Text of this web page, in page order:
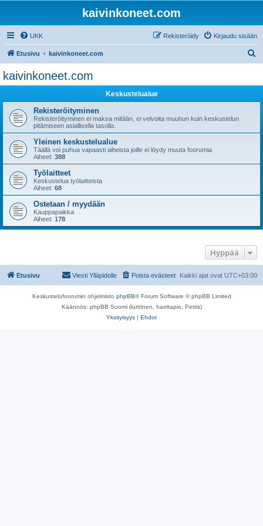
kaivinkoneet.com
UKK Kirjaudu sisään
Rekisteröidy
Etusivu kaivinkoneet.com
kaivinkoneet.com
Keskustelualue
Rekisteröityminen
Rekisteröityminen ei maksa mitään, ei velvoita muuhun kuin keskustelun
pitämiseen asiallisella tasolla.
Yleinen keskustelualue
Täällä voi puhua vapaasti aiheista joille ei löydy muuta foorumia
Aiheet: 388
Työlaitteet
Keskustelua työlaitteista
Aiheet: 68
Ostetaan / myydään
Kauppapaikka
Aiheet: 178
Hyppää
Etusivu Kaikki ajat ovat UTC+03:00
Poista evästeet
Viesti Ylläpidolle
Keskustelufoorumin ohjelmisto phpBB® Forum Software © phpBB Limited
Käännös: phpBB Suomi (lurttinen, harritapio, Pettis)
Yksityisyys | Ehdot